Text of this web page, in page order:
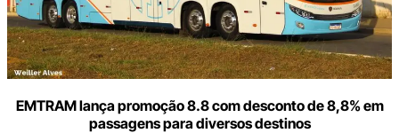
EMTRAM lança promoção 8.8 com desconto de 8,8% em
passagens para diversos destinos